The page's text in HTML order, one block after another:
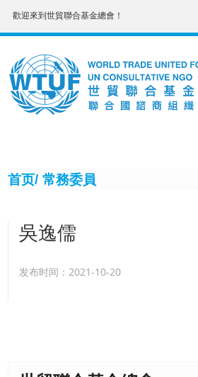
歡迎來到世貿聯合基金總會！
首页/ 常務委員
吳逸儒
发布时间：2021-10-20